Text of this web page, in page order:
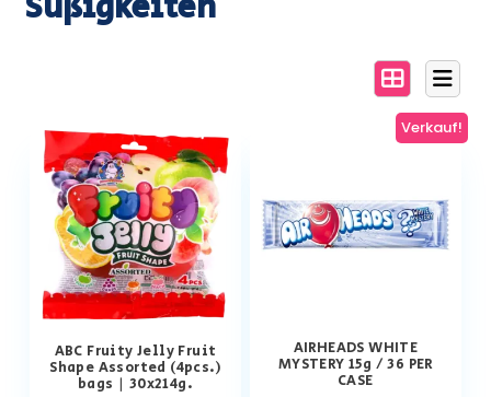
ABC Fruity Jelly Fruit
Shape Assorted (4pcs.)
bags | 30x214g.
Verkauf!
AIRHEADS WHITE
MYSTERY 15g / 36 PER
CASE